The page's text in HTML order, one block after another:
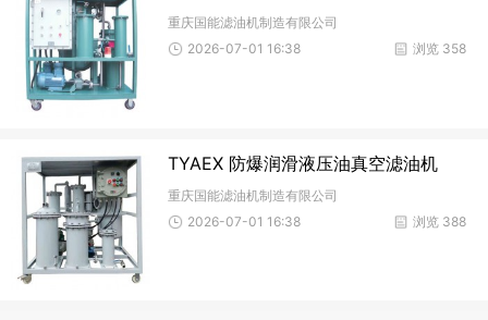
重庆国能滤油机制造有限公司
浏览 358
2026-07-01 16:38
TYAEX 防爆润滑液压油真空滤油机
重庆国能滤油机制造有限公司
浏览 388
2026-07-01 16:38